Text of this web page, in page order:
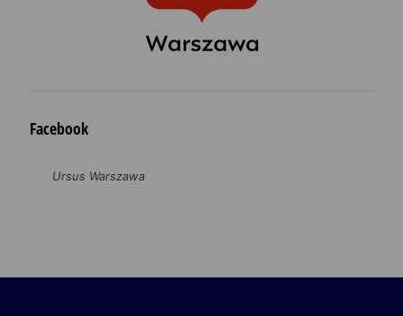
Facebook
Ursus Warszawa